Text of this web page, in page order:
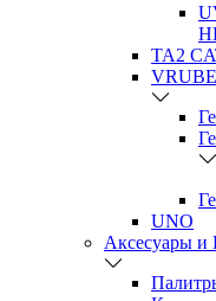
TA2
UNO
Аксесуары и